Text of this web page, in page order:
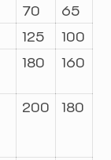
70
65
125
100
180 160
200 180